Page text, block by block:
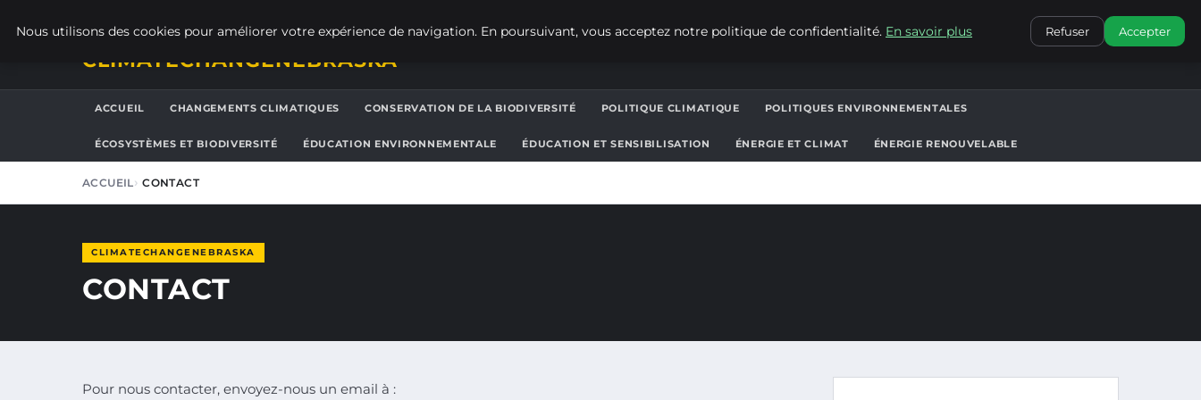
CONTACT
CLIMATECHANGENEBRASKA
ACCUEIL CHANGEMENTS CLIMATIQUES CONSERVATION DE LA BIODIVERSITÉ POLITIQUE CLIMATIQUE POLITIQUES ENVIRONNEMENTALES
ÉCOSYSTÈMES ET BIODIVERSITÉ ÉDUCATION ENVIRONNEMENTALE ÉDUCATION ET SENSIBILISATION ÉNERGIE ET CLIMAT ÉNERGIE RENOUVELABLE
ACCUEIL CONTACT
CLIMATECHANGENEBRASKA
CONTACT
Pour nous contacter, envoyez-nous un email à :
Nous utilisons des cookies pour améliorer votre expérience de navigation. En poursuivant, vous acceptez notre politique de confidentialité. En savoir plus Refuser Accepter